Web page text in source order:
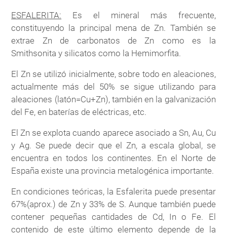
ESFALERITA: Es el mineral más frecuente,
constituyendo la principal mena de Zn. También se
extrae Zn de carbonatos de Zn como es la
Smithsonita y silicatos como la Hemimorfita.
El Zn se utilizó inicialmente, sobre todo en aleaciones,
actualmente más del 50% se sigue utilizando para
aleaciones (latón=Cu+Zn), también en la galvanización
del Fe, en baterías de eléctricas, etc.
El Zn se explota cuando aparece asociado a Sn, Au, Cu
y Ag. Se puede decir que el Zn, a escala global, se
encuentra en todos los continentes. En el Norte de
España existe una provincia metalogénica importante.
En condiciones teóricas, la Esfalerita puede presentar
67%(aprox.) de Zn y 33% de S. Aunque también puede
contener pequeñas cantidades de Cd, In o Fe. El
contenido de este último elemento depende de la